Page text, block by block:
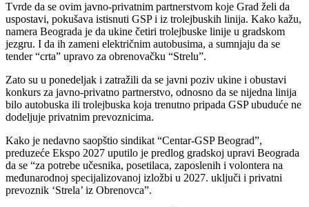
Tvrde da se ovim javno-privatnim partnerstvom koje Grad želi da
uspostavi, pokušava istisnuti GSP i iz trolejbuskih linija. Kako kažu,
namera Beograda je da ukine četiri trolejbuske linije u gradskom
jezgru. I da ih zameni električnim autobusima, a sumnjaju da se
tender “crta” upravo za obrenovačku “Strelu”.
Zato su u ponedeljak i zatražili da se javni poziv ukine i obustavi
konkurs za javno-privatno partnerstvo, odnosno da se nijedna linija
bilo autobuska ili trolejbuska koja trenutno pripada GSP ubuduće ne
dodeljuje privatnim prevoznicima.
Kako je nedavno saopštio sindikat “Centar-GSP Beograd”,
preduzeće Ekspo 2027 uputilo je predlog gradskoj upravi Beograda
da se “za potrebe učesnika, posetilaca, zaposlenih i volontera na
međunarodnoj specijalizovanoj izložbi u 2027. uključi i privatni
prevoznik ‘Strela’ iz Obrenovca”.